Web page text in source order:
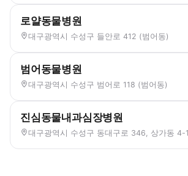
로얄동물병원
대구광역시 수성구 들안로 412 (범어동)
범어동물병원
대구광역시 수성구 범어로 118 (범어동)
진심동물내과심장병원